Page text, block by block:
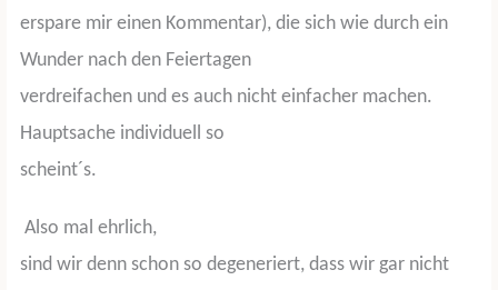
erspare mir einen Kommentar), die sich wie durch ein
Wunder nach den Feiertagen
verdreifachen und es auch nicht einfacher machen.
Hauptsache individuell so
scheint´s.
Also mal ehrlich,
sind wir denn schon so degeneriert, dass wir gar nicht